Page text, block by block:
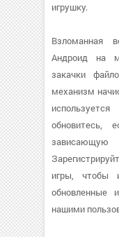
игрушку.
Взломанная
Андроид на
закачки
механизм
обновитесь,
игры, чтобы
обновленные
нашими